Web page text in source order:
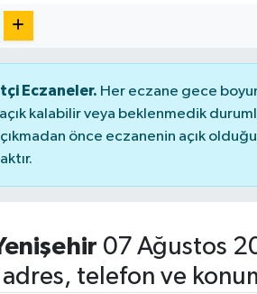
Eczaneler. Her eczane gece
kalabilir veya beklenmedik
önce eczanenin açık
07 Ağustos
telefon ve